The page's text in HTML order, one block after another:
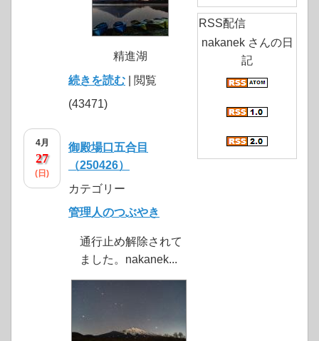
精進湖
続きを読む | 閲覧
(43471)
4月
27
(日)
御殿場口五合目
（250426）
カテゴリー
管理人のつぶやき
通行止め解除されて
ました。nakanek...
RSS配信
nakanek さんの日
記